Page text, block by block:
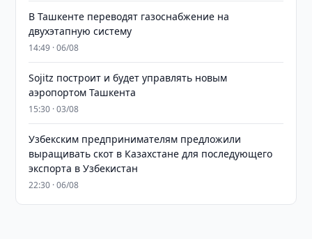
В Ташкенте переводят газоснабжение на
двухэтапную систему
14:49 · 06/08
Sojitz построит и будет управлять новым
аэропортом Ташкента
15:30 · 03/08
Узбекским предпринимателям предложили
выращивать скот в Казахстане для последующего
экспорта в Узбекистан
22:30 · 06/08